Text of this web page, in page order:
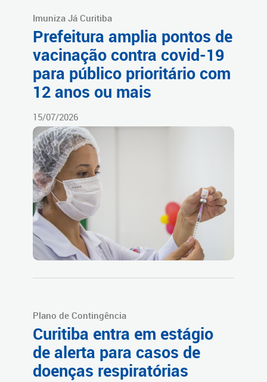
Imuniza Já Curitiba
Prefeitura amplia pontos de
vacinação contra covid-19
para público prioritário com
12 anos ou mais
15/07/2026
Plano de Contingência
Curitiba entra em estágio
de alerta para casos de
doenças respiratórias